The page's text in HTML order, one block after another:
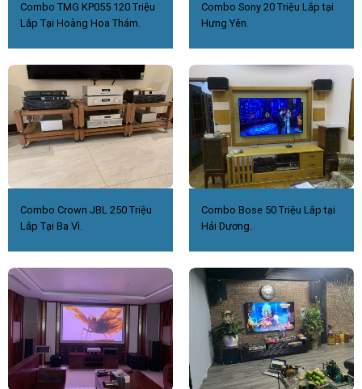
Combo TMG KP055 120 Triệu
Lắp Tại Hoàng Hoa Thám.
Combo Sony 20 Triệu Lắp tại
Hưng Yên.
Combo Crown JBL 250 Triệu
Lắp Tại Ba Vì.
Combo Bose 50 Triệu Lắp tại
Hải Dương.